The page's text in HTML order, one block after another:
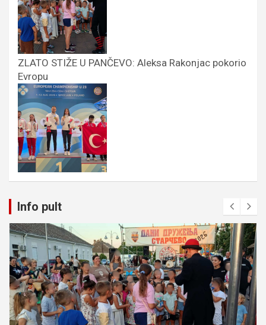
ZLATO STIŽE U PANČEVO: Aleksa Rakonjac pokorio
Evropu
Info pult